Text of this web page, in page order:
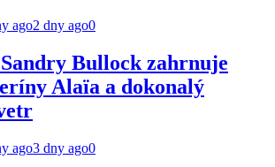
ago2 dny ago0
Bullock zahrnuje
Alaïa a dokonalý
ago3 dny ago0